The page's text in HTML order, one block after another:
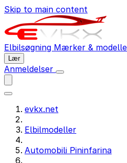
Skip to main content
Elbilsøgning Mærker &
Lær
Anmeldelser
evkx.net
Elbilmodeller
Automobili Pininfarina